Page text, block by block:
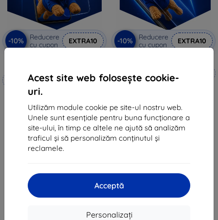
Acest site web folosește cookie-
uri.
Utilizăm module cookie pe site-ul nostru web.
Unele sunt esențiale pentru buna funcționare a
site-ului, în timp ce altele ne ajută să analizăm
traficul și să personalizăm conținutul și
reclamele.
Acceptă
Personalizați
-10%
Reducere
cu cupon
EXTRA10
Realizat la comandă
85 lei
În stoc > 5 buc
-10%
Reducere
cu cupon
EXTRA10
Realizat la comandă
În stoc 4 buc
din total
«